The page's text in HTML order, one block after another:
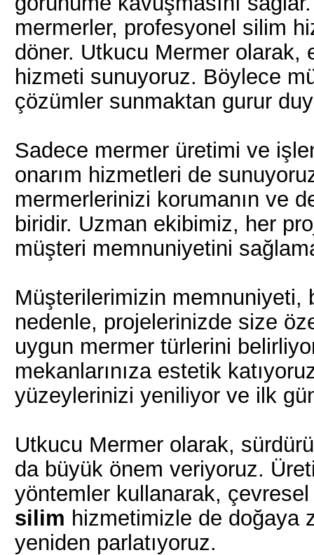
mermerler, profesyonel silim
döner. Utkucu Mermer olarak,
hizmeti sunuyoruz. Böylece
çözümler sunmaktan gurur
Sadece mermer üretimi ve
onarım hizmetleri de
mermerlerinizi korumanın ve
biridir. Uzman ekibimiz, her
müşteri memnuniyetini
Müşterilerimizin memnuniyeti,
nedenle, projelerinizde size
uygun mermer türlerini
mekanlarınıza estetik
yüzeylerinizi yeniliyor ve ilk
Utkucu Mermer olarak,
da büyük önem veriyoruz.
yöntemler kullanarak,
silim hizmetimizle de doğaya
yeniden parlatıyoruz.